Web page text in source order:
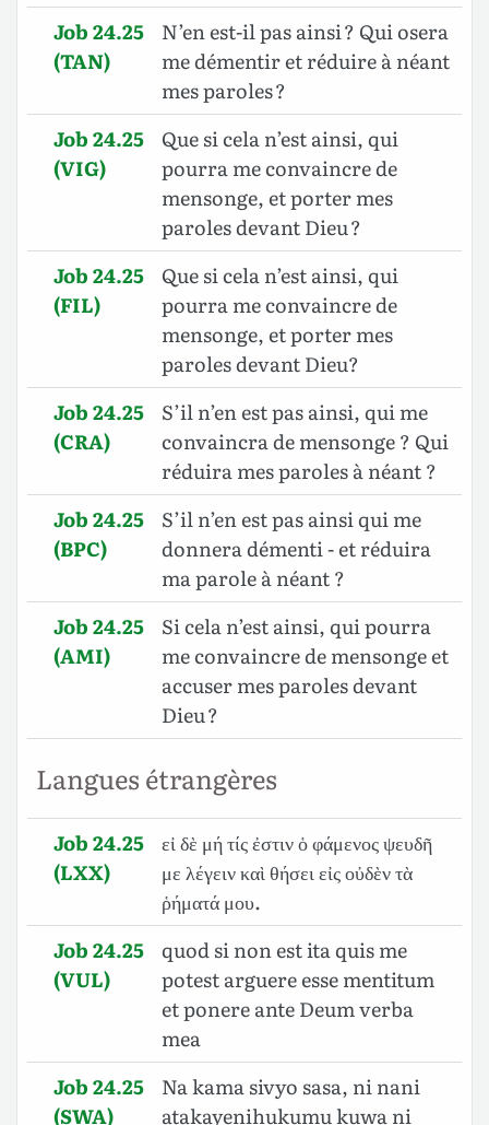
Job 24.25
(TAN)
N’en est-il pas ainsi ? Qui osera
me démentir et réduire à néant
mes paroles ?
Job 24.25
(VIG)
Que si cela n’est ainsi, qui
pourra me convaincre de
mensonge, et porter mes
paroles devant Dieu ?
Job 24.25
(FIL)
Que si cela n’est ainsi, qui
pourra me convaincre de
mensonge, et porter mes
paroles devant Dieu?
Job 24.25
(CRA)
S’il n’en est pas ainsi, qui me
convaincra de mensonge ? Qui
réduira mes paroles à néant ?
Job 24.25
(BPC)
S’il n’en est pas ainsi qui me
donnera démenti - et réduira
ma parole à néant ?
Job 24.25
(AMI)
Si cela n’est ainsi, qui pourra
me convaincre de mensonge et
accuser mes paroles devant
Dieu ?
Langues étrangères
Job 24.25
(LXX)
εἰ δὲ μή τίς ἐστιν ὁ φάμενος ψευδῆ
με λέγειν καὶ θήσει εἰς οὐδὲν τὰ
ῥήματά μου.
Job 24.25
(VUL)
quod si non est ita quis me
potest arguere esse mentitum
et ponere ante Deum verba
mea
Job 24.25
(SWA)
Na kama sivyo sasa, ni nani
atakayenihukumu kuwa ni